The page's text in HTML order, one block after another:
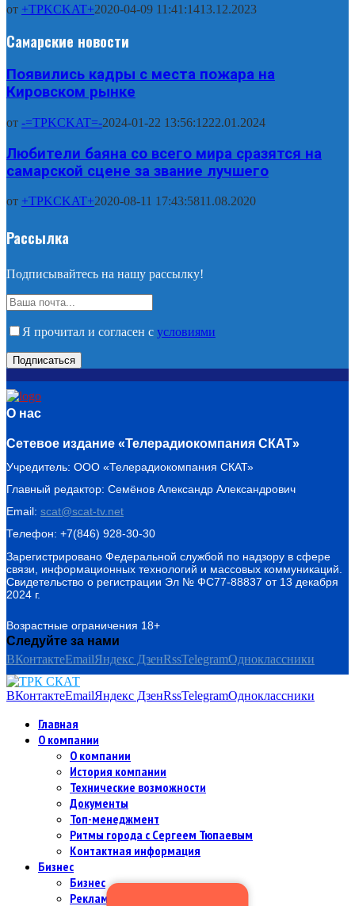
от +TPKCKAT+2020-04-09 11:41:1413.12.2023
Самарские новости
Появились кадры с места пожара на
Кировском рынке
от -=TPKCKAT=-2024-01-22 13:56:1222.01.2024
Любители баяна со всего мира сразятся на
самарской сцене за звание лучшего
от +TPKCKAT+2020-08-11 17:43:5811.08.2020
Рассылка
Подписывайтесь на нашу рассылку!
Я прочитал и согласен с условиями
О нас
Сетевое издание «Телерадиокомпания СКАТ»
Учредитель: ООО «Телерадиокомпания СКАТ»
Главный редактор: Семёнов Александр Александрович
Email: scat@scat-tv.net
Телефон: +7(846) 928-30-30
Зарегистрировано Федеральной службой по надзору в сфере
связи, информационных технологий и массовых коммуникаций.
Свидетельство о регистрации Эл № ФС77-88837 от 13 декабря
2024 г.
Возрастные ограничения 18+
Следуйте за нами
ВКонтактеEmailЯндекс ДзенRssTelegramОдноклассники
ВКонтактеEmailЯндекс ДзенRssTelegramОдноклассники
Главная
О компании
О компании
История компании
Технические возможности
Документы
Топ-менеджмент
Ритмы города с Сергеем Тюпаевым
Контактная информация
Бизнес
Бизнес
Рекламодателям и партнерам